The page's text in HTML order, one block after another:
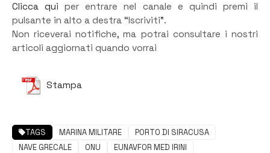
Clicca qui per entrare nel canale e quindi premi il
pulsante in alto a destra “Iscriviti”.
Non riceverai notifiche, ma potrai consultare i nostri
articoli aggiornati quando vorrai
Stampa
TAGS MARINA MILITARE
PORTO DI SIRACUSA
NAVE GRECALE
ONU EUNAVFOR MED IRINI